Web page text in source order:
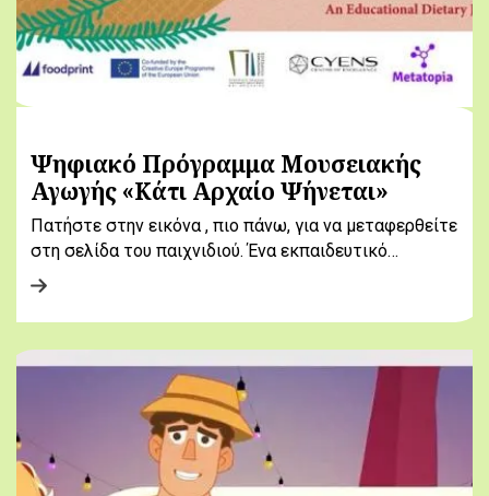
Ψηφιακό Πρόγραμμα Μουσειακής
Αγωγής «Κάτι Αρχαίο Ψήνεται»
Πατήστε στην εικόνα , πιο πάνω, για να μεταφερθείτε
στη σελίδα του παιχνιδιού. Ένα εκπαιδευτικό…